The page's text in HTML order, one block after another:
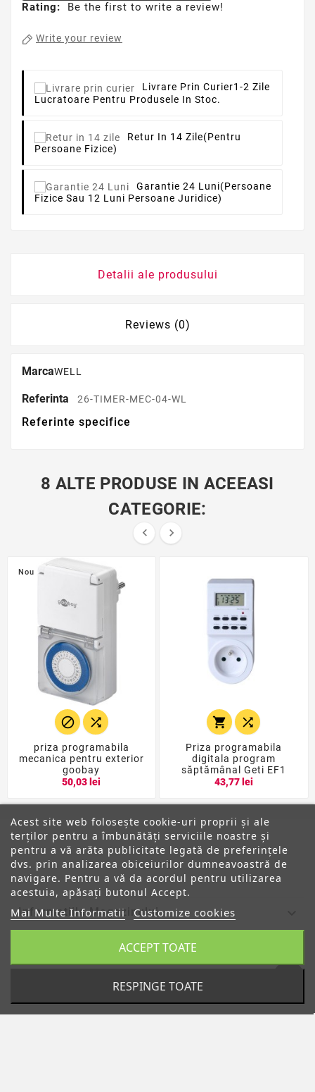
Rating: Be the first to write a review!
Write your review
Livrare Prin Curier1-2 Zile
Lucratoare Pentru Produsele In Stoc.
Retur In 14 Zile(pentru
Persoane Fizice)
Garantie 24 Luni(persoane
Fizice Sau 12 Luni Persoane Juridice)
Detalii ale produsului
Reviews (0)
MarcaWELL
Referinta 26-TIMER-MEC-04-WL
Referinte specifice
8 ALTE PRODUSE IN ACEEASI
CATEGORIE:
 
Nou
 
priza programabila
mecanica pentru exterior
goobay
50,03 lei
 
Priza programabila
digitala program
săptămânal Geti EF1
43,77 lei
ANPC
Informatiile Magazinului
Acest site web folosește cookie-uri proprii și ale
terților pentru a îmbunătăți serviciile noastre și
pentru a vă arăta publicitate legată de preferințele
dvs. prin analizarea obiceiurilor dumneavoastră de
navigare. Pentru a vă da acordul pentru utilizarea
acestuia, apăsați butonul Accept.
Mai Multe Informatii Customize cookies
RESPINGE TOATE
ACCEPT TOATE